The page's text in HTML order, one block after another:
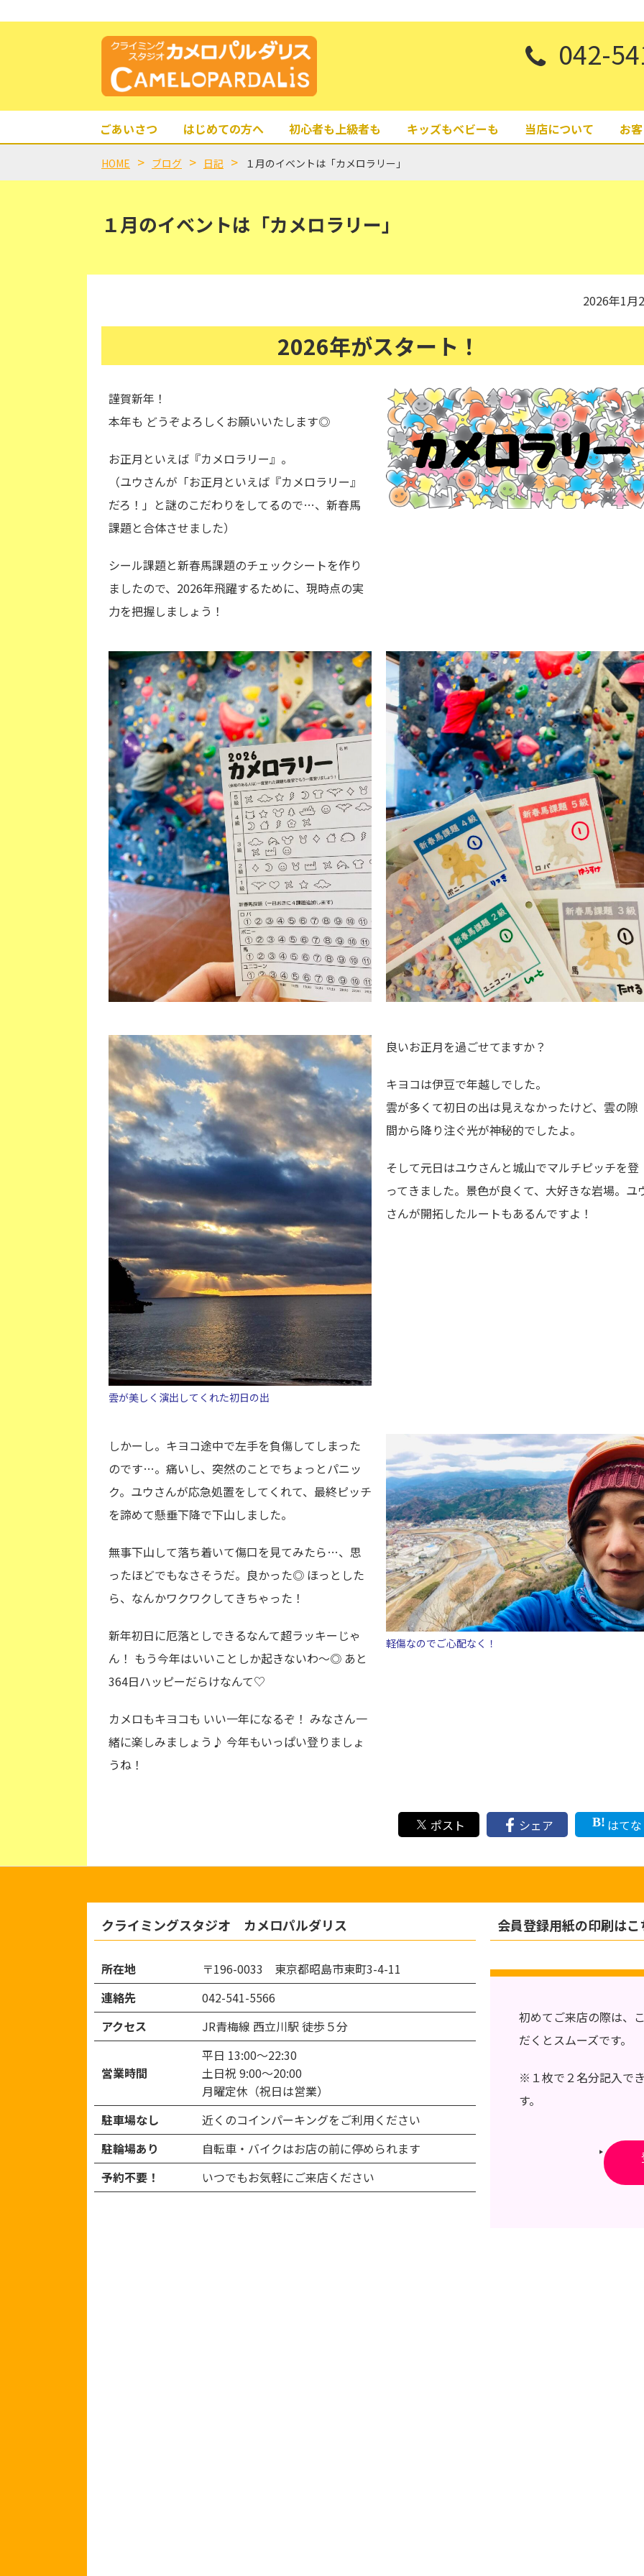
042-
ごあいさつ はじめての方へ 初心者も上級者も キッズもベビーも 当店について お
１月のイベントは「カメロラリー」
HOME ブログ 日記 １月のイベントは「カメロラリー」
2026年1月
2026年がスタート！
謹賀新年！
本年も どうぞよろしくお願いいたします◎
お正月といえば『カメロラリー』。
（ユウさんが「お正月といえば『カメロラリー』
だろ！」と謎のこだわりをしてるので…、新春馬
課題と合体させました）
シール課題と新春馬課題のチェックシートを作り
ましたので、2026年飛躍するために、現時点の実
力を把握しましょう！
雲が美しく演出してくれた初日の出
良いお正月を過ごせてますか？
キヨコは伊豆で年越しでした。
雲が多くて初日の出は見えなかったけど、雲の隙
間から降り注ぐ光が神秘的でしたよ。
そして元日はユウさんと城山でマルチピッチを登
ってきました。景色が良くて、大好きな岩場。ユ
さんが開拓したルートもあるんですよ！
しかーし。キヨコ途中で左手を負傷してしまった
のです…。痛いし、突然のことでちょっとパニッ
ク。ユウさんが応急処置をしてくれて、最終ピッチ
を諦めて懸垂下降で下山しました。
無事下山して落ち着いて傷口を見てみたら…、思
ったほどでもなさそうだ。良かった◎ ほっとした
ら、なんかワクワクしてきちゃった！
新年初日に厄落としできるなんて超ラッキーじゃ
ん！ もう今年はいいことしか起きないわ～◎ あと
364日ハッピーだらけなんて♡
カメロもキヨコも いい一年になるぞ！ みなさん一
緒に楽しみましょう♪ 今年もいっぱい登りましょ
うね！
軽傷なのでご心配なく！
ポスト シェア はてな
クライミングスタジオ カメロパルダリス
所在地
〒196-0033 東京都昭島市東町3-4-11
連絡先
042-541-5566
アクセス
JR青梅線 西立川駅 徒歩５分
営業時間
平日 13:00～22:30
土日祝 9:00～20:00
月曜定休（祝日は営業）
駐車場なし
近くのコインパーキングをご利用ください
駐輪場あり
自転車・バイクはお店の前に停められます
予約不要！
いつでもお気軽にご来店ください
会員登録用紙の印刷はこ
初めてご来店の際は、
だくとスムーズです。
※１枚で２名分記入で
す。